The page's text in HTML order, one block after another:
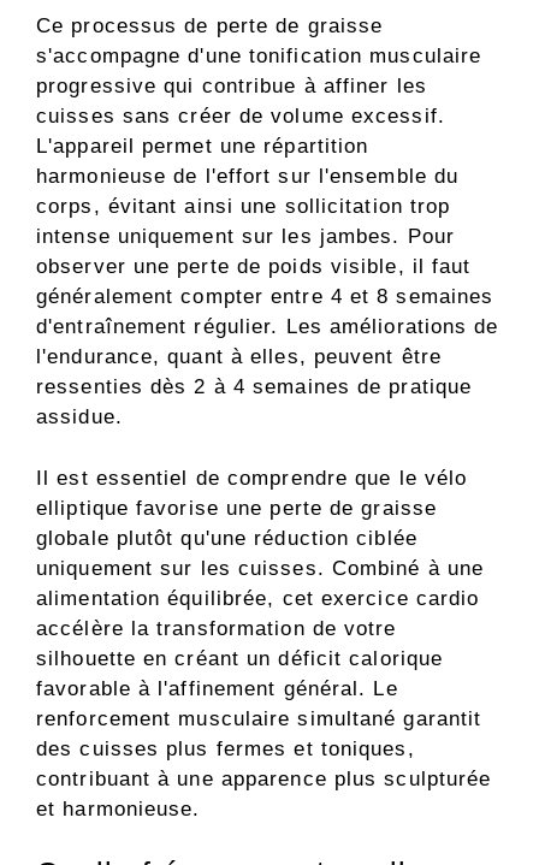
Ce processus de perte de graisse
s'accompagne d'une tonification musculaire
progressive qui contribue à affiner les
cuisses sans créer de volume excessif.
L'appareil permet une répartition
harmonieuse de l'effort sur l'ensemble du
corps, évitant ainsi une sollicitation trop
intense uniquement sur les jambes. Pour
observer une perte de poids visible, il faut
généralement compter entre 4 et 8 semaines
d'entraînement régulier. Les améliorations de
l'endurance, quant à elles, peuvent être
ressenties dès 2 à 4 semaines de pratique
assidue.
Il est essentiel de comprendre que le vélo
elliptique favorise une perte de graisse
globale plutôt qu'une réduction ciblée
uniquement sur les cuisses. Combiné à une
alimentation équilibrée, cet exercice cardio
accélère la transformation de votre
silhouette en créant un déficit calorique
favorable à l'affinement général. Le
renforcement musculaire simultané garantit
des cuisses plus fermes et toniques,
contribuant à une apparence plus sculpturée
et harmonieuse.